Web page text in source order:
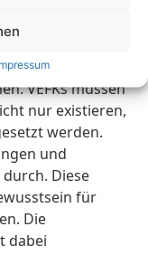
die internen
VEFKs müssen
nur existieren,
werden.
und
Diese
für
Die
dabei